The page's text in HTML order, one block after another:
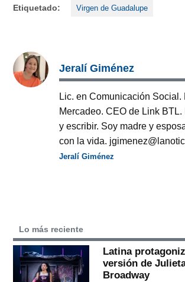
Etiquetado: Virgen de Guadalupe
Jeralí Giménez
Lic. en Comunicación Social.
Mercadeo. CEO de Link
y escribir. Soy madre y
con la vida.
Jeralí Giménez
Lo más reciente
Latina
versión de
Broadway